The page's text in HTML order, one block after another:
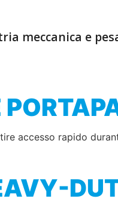
meccanica e
accesso rapido